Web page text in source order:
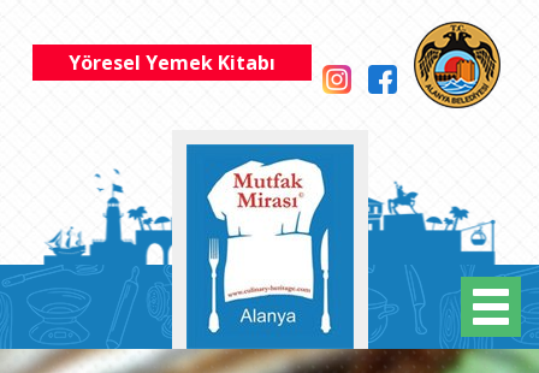
Yöresel Yemek Kitabı